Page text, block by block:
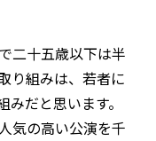
二十五歳以下は半
り組みは、若者に
だと思います。
気の高い公演を千